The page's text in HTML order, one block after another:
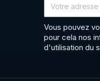
Vous pouvez
pour cela nos
d'utilisation du